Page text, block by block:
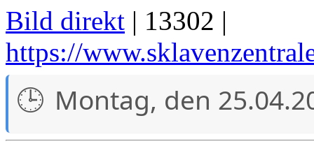
Bild direkt | 13302 |
https://
Montag, den